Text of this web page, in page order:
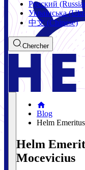
Русский
Українська
中文 (Chinese)
Chercher
Blog
Helm
Helm
Mocevicius